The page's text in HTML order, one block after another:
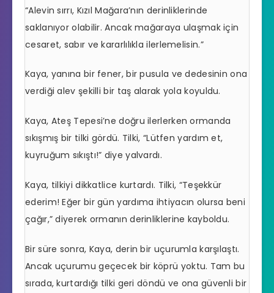
“Alevin sırrı, Kızıl Mağara’nın derinliklerinde
saklanıyor olabilir. Ancak mağaraya ulaşmak için
cesaret, sabır ve kararlılıkla ilerlemelisin.”
Kaya, yanına bir fener, bir pusula ve dedesinin ona
verdiği alev şekilli bir taş alarak yola koyuldu.
Kaya, Ateş Tepesi’ne doğru ilerlerken ormanda
sıkışmış bir tilki gördü. Tilki, “Lütfen yardım et,
kuyruğum sıkıştı!” diye yalvardı.
Kaya, tilkiyi dikkatlice kurtardı. Tilki, “Teşekkür
ederim! Eğer bir gün yardıma ihtiyacın olursa beni
çağır,” diyerek ormanın derinliklerine kayboldu.
Bir süre sonra, Kaya, derin bir uçurumla karşılaştı.
Ancak uçurumu geçecek bir köprü yoktu. Tam bu
sırada, kurtardığı tilki geri döndü ve ona güvenli bir